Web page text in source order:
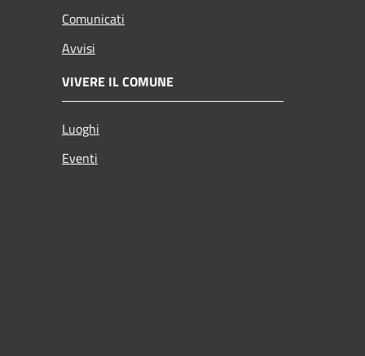
Comunicati
Avvisi
VIVERE IL COMUNE
Luoghi
Eventi